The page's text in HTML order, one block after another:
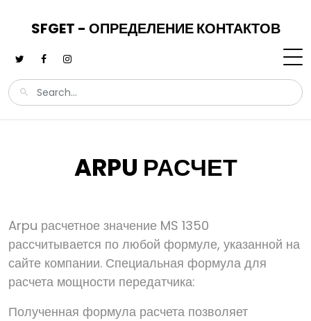
SFGET - ОПРЕДЕЛЕНИЕ КОНТАКТОВ
ARPU РАСЧЕТ
Arpu расчетное значение MS 1350
рассчитывается по любой формуле, указанной на
сайте компании. Специальная формула для
расчета мощности передатчика:
Полученная формула расчета позволяет